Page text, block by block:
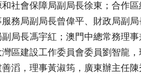
社會保障局副局長徐東；合作區
務局副局長曾偉平、財政局副
局長馮宇紅；澳門中總常務理
區建設工作委員會委員劉智龍
滔，理事黃淑筠，廣東辦主任陳